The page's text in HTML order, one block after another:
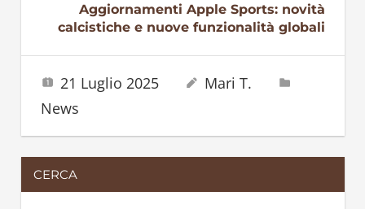
Aggiornamenti Apple Sports: novità
calcistiche e nuove funzionalità globali
21 Luglio 2025
Mari T.
News
CERCA